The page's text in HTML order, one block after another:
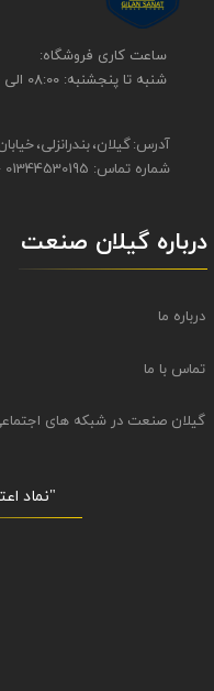
​​ساعت کاری فروشگاه:
شنبه تا پنجشنبه: 08:00 الی 20:00
آدرس: گیلان، بندرانزلی،
شماره تماس: 01344530195 - 09111843948
"نماد
درباره گیلان صنعت
درباره ما
تماس با ما
گیلان صنعت در شبکه های